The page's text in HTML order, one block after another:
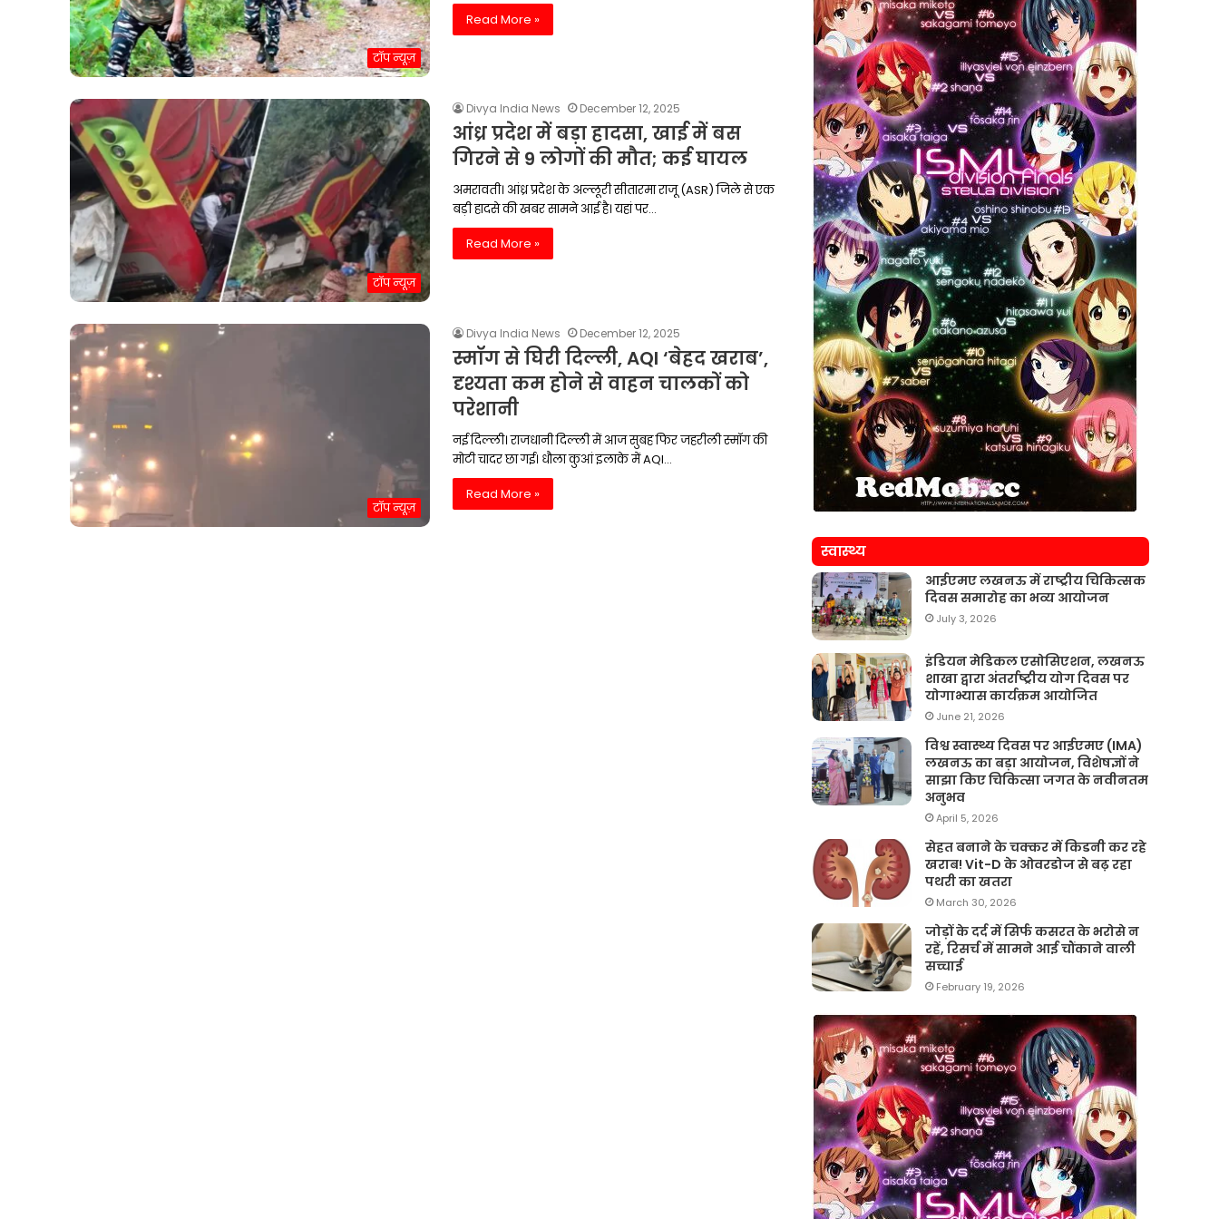
टॉप न्यूज़
Read More »
टॉप न्यूज़
Divya India News December 12, 2025
आंध्र प्रदेश में बड़ा हादसा, खाई में बस
गिरने से 9 लोगों की मौत; कई घायल
अमरावती। आंध्र प्रदेश के अल्लूरी सीतारमा राजू (ASR) जिले से एक
बड़ी हादसे की खबर सामने आई है। यहां पर…
Read More »
टॉप न्यूज़
Divya India News December 12, 2025
स्मॉग से घिरी दिल्ली, AQI ‘बेहद खराब’,
दृश्यता कम होने से वाहन चालकों को
परेशानी
नई दिल्ली। राजधानी दिल्ली में आज सुबह फिर जहरीली स्मॉग की
मोटी चादर छा गई। धौला कुआं इलाके में AQI…
Read More »
स्वास्थ्य
आईएमए लखनऊ में राष्ट्रीय चिकित्सक
दिवस समारोह का भव्य आयोजन
July 3, 2026
इंडियन मेडिकल एसोसिएशन, लखनऊ
शाखा द्वारा अंतर्राष्ट्रीय योग दिवस पर
योगाभ्यास कार्यक्रम आयोजित
June 21, 2026
विश्व स्वास्थ्य दिवस पर आईएमए (IMA)
लखनऊ का बड़ा आयोजन, विशेषज्ञों ने
साझा किए चिकित्सा जगत के नवीनतम
अनुभव
April 5, 2026
सेहत बनाने के चक्कर में किडनी कर रहे
खराब! Vit-D के ओवरडोज से बढ़ रहा
पथरी का खतरा
March 30, 2026
जोड़ों के दर्द में सिर्फ कसरत के भरोसे न
रहें, रिसर्च में सामने आई चौंकाने वाली
सच्चाई
February 19, 2026